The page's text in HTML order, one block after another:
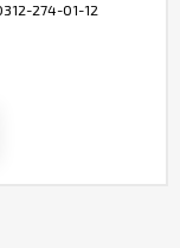
274-01-12